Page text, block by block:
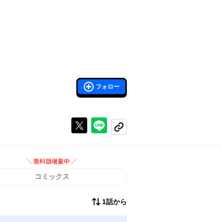
フォロー
Xで投稿するラインでシェアする
コピーする
＼ 無料話増量中 ／
無料話増量中
コミックス
1話から